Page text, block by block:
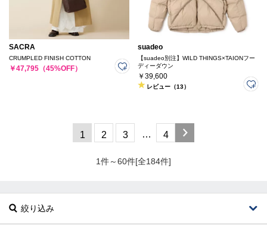
SACRA
CRUMPLED FINISH COTTON
￥47,795（45%OFF）
suadeo
【suadeo別注】WILD THINGS×TAIONフー
ディーダウン
￥39,600
レビュー（13）
1 2 3 … 4
1件～60件[全184件]
絞り込み